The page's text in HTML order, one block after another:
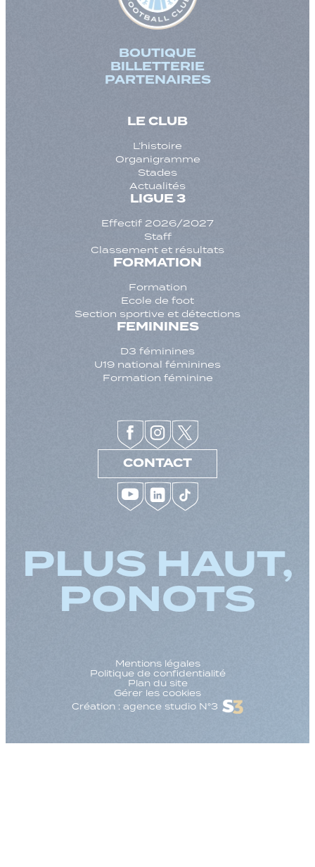
BOUTIQUE
BILLETTERIE
PARTENAIRES
LE CLUB
L’histoire
Organigramme
Stades
Actualités
LIGUE 3
Effectif 2026/2027
Staff
Classement et résultats
FORMATION
Formation
Ecole de foot
Section sportive et détections
FEMININES
D3 féminines
U19 national féminines
Formation féminine
CONTACT
PLUS HAUT,
PONOTS
Mentions légales
Politique de confidentialité
Plan du site
Gérer les cookies
Création : agence studio N°3